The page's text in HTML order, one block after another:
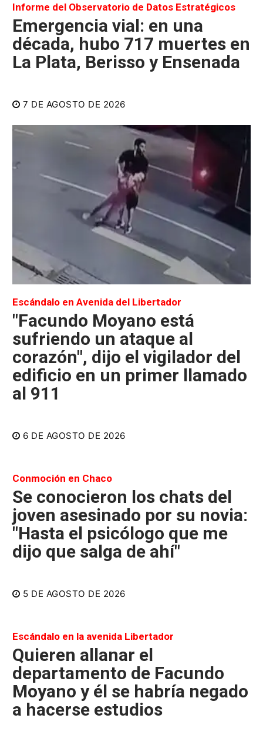
Informe del Observatorio de Datos Estratégicos
Emergencia vial: en una
década, hubo 717 muertes en
La Plata, Berisso y Ensenada
7 DE AGOSTO DE 2026
Escándalo en Avenida del Libertador
"Facundo Moyano está
sufriendo un ataque al
corazón", dijo el vigilador del
edificio en un primer llamado
al 911
6 DE AGOSTO DE 2026
Conmoción en Chaco
Se conocieron los chats del
joven asesinado por su novia:
"Hasta el psicólogo que me
dijo que salga de ahí"
5 DE AGOSTO DE 2026
Escándalo en la avenida Libertador
Quieren allanar el
departamento de Facundo
Moyano y él se habría negado
a hacerse estudios